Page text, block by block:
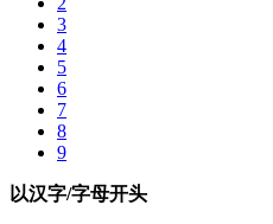
3
4
5
6
7
8
9
以汉字/字母开头